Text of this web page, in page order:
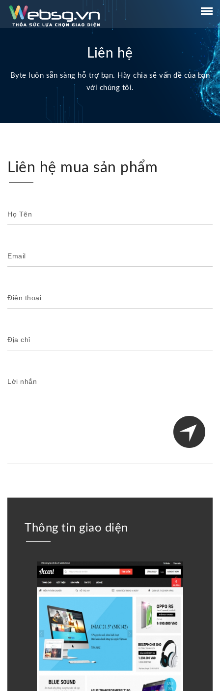
Liên hệ
Byte luôn sẵn sàng hỗ trợ bạn. Hãy chia sẽ vấn đề của bạn
với chúng tôi.
Liên hệ mua sản phẩm
Họ Tên
Email
Điện thoại
Địa chỉ
Lời nhắn
Thông tin giao diện